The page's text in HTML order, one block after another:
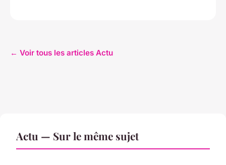
← Voir tous les articles Actu
Actu — Sur le même sujet